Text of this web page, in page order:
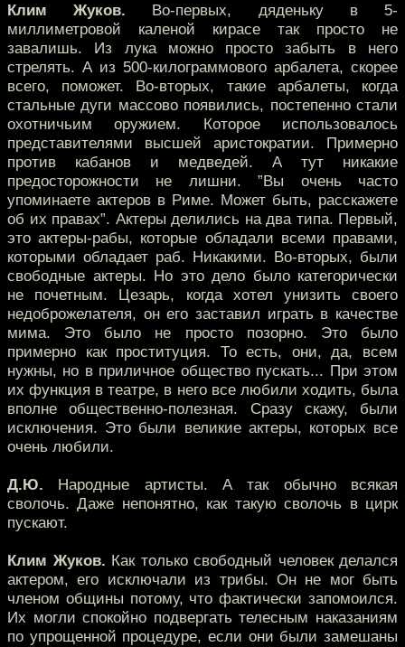
Клим Жуков. Во-первых, дяденьку в 5-
миллиметровой каленой кирасе так просто не
завалишь. Из лука можно просто забыть в него
стрелять. А из 500-килограммового арбалета, скорее
всего, поможет. Во-вторых, такие арбалеты, когда
стальные дуги массово появились, постепенно стали
охотничьим оружием. Которое использовалось
представителями высшей аристократии. Примерно
против кабанов и медведей. А тут никакие
предосторожности не лишни. ”Вы очень часто
упоминаете актеров в Риме. Может быть, расскажете
об их правах”. Актеры делились на два типа. Первый,
это актеры-рабы, которые обладали всеми правами,
которыми обладает раб. Никакими. Во-вторых, были
свободные актеры. Но это дело было категорически
не почетным. Цезарь, когда хотел унизить своего
недоброжелателя, он его заставил играть в качестве
мима. Это было не просто позорно. Это было
примерно как проституция. То есть, они, да, всем
нужны, но в приличное общество пускать... При этом
их функция в театре, в него все любили ходить, была
вполне общественно-полезная. Сразу скажу, были
исключения. Это были великие актеры, которых все
очень любили.
Д.Ю. Народные артисты. А так обычно всякая
сволочь. Даже непонятно, как такую сволочь в цирк
пускают.
Клим Жуков. Как только свободный человек делался
актером, его исключали из трибы. Он не мог быть
членом общины потому, что фактически запомоился.
Их могли спокойно подвергать телесным наказаниям
по упрощенной процедуре, если они были замешаны